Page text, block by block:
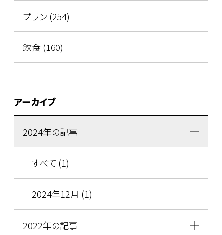
プラン (254)
飲食 (160)
アーカイブ
2024年の記事
すべて (1)
2024年12月 (1)
2022年の記事